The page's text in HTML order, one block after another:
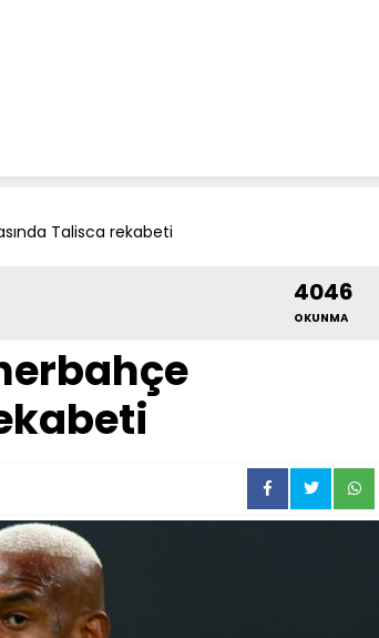
Talisca rekabeti
4046
OKUNMA